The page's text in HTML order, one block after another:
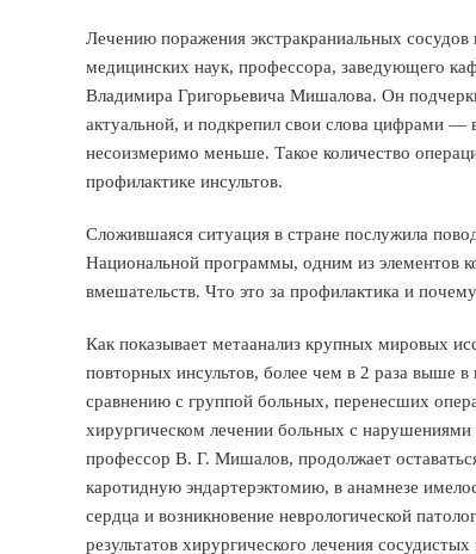
Лечению поражения экстракраниальных
медицинских наук, профессора, заведующего
Владимира Григорьевича Мишалова. Он
актуальной, и подкрепил свои слова цифрами
несоизмеримо меньше. Такое количество
профилактике инсультов.
Сложившаяся ситуация в стране послужила
Национальной программы, одним из элементов
вмешательств. Что это за профилактика и
Как показывает метаанализ крупных мировых
повторных инсультов, более чем в 2 раза выше
сравнению с группой больных, перенесших
хирургическом лечении больных с
профессор В. Г. Мишалов, продолжает
каротидную эндартерэктомию, в анамнезе
сердца и возникновение неврологической
результатов хирургического лечения